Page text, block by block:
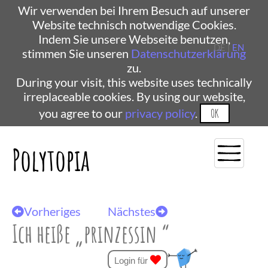
Wir verwenden bei Ihrem Besuch auf unserer
Website technisch notwendige Cookies.
Indem Sie unsere Webseite benutzen,
stimmen Sie unseren Datenschutzerklärung
zu.
During your visit, this website uses technically
irreplaceable cookies. By using our website,
you agree to our privacy policy. OK
Polytopia
DE | EN
Vorheriges Nächstes
Ich heiße „prinzessin “
Login für